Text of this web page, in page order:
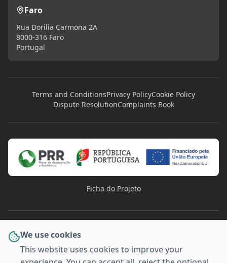
We use cookies
This website uses cookies to improve your
Faro
Rua Dorilia Carmona 2A
8000-316 Faro
Portugal
Terms and ConditionsPrivacy PolicyCookie Policy
Dispute ResolutionComplaints Book
Ficha do Projeto